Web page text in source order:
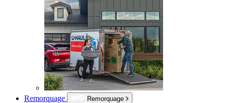
Remorquage
Remorquage